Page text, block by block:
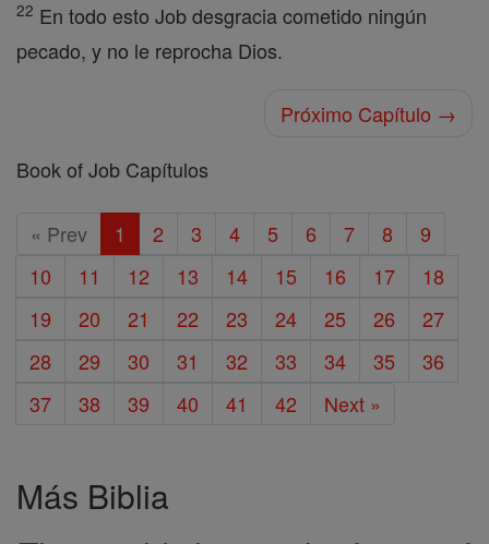
22 En todo esto Job desgracia cometido ningún
pecado, y no le reprocha Dios.
Próximo Capítulo →
Book of Job Capítulos
« Prev 1 2 3 4 5 6 7 8
9
10
11 12 13 14 15 16 17
18
19
20 21 22 23 24 25 26
27
28
29 30 31 32 33 34 35
36
37
38 39 40 41 42 Next »
Más Biblia